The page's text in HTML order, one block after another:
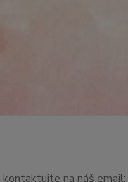
na náš email: